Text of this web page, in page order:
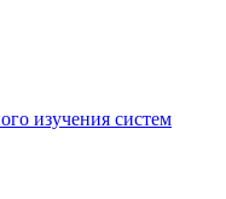
изучения систем